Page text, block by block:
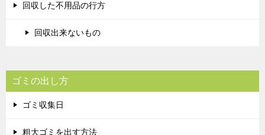
回収した不用品の行方
回収出来ないもの
ゴミの出し方
ゴミ収集日
粗大ゴミを出す方法